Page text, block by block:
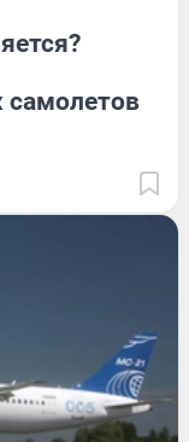
самолетов